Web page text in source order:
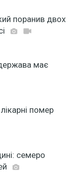
поранив двох
держава має
помер
семеро